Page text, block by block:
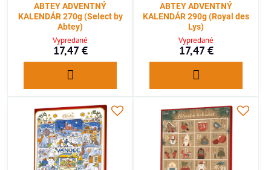
ABTEY ADVENTNÝ
KALENDÁR 270g (Select by
Abtey)
Vypredané
17,47 €
ABTEY ADVENTNÝ
KALENDÁR 290g (Royal des
Lys)
Vypredané
17,47 €